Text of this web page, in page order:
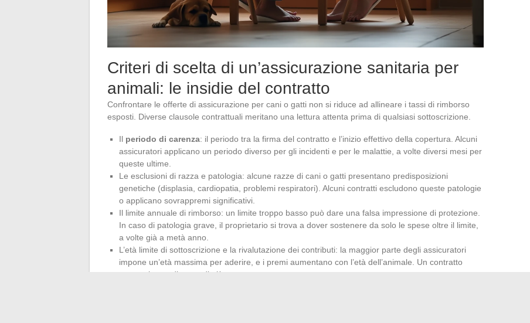
Criteri di scelta di un’assicurazione sanitaria per
animali: le insidie del contratto
Confrontare le offerte di assicurazione per cani o gatti non si riduce ad allineare i tassi di rimborso
esposti. Diverse clausole contrattuali meritano una lettura attenta prima di qualsiasi sottoscrizione.
Il periodo di carenza: il periodo tra la firma del contratto e l’inizio effettivo della copertura. Alcuni
assicuratori applicano un periodo diverso per gli incidenti e per le malattie, a volte diversi mesi per
queste ultime.
Le esclusioni di razza e patologia: alcune razze di cani o gatti presentano predisposizioni
genetiche (displasia, cardiopatia, problemi respiratori). Alcuni contratti escludono queste patologie
o applicano sovrappremi significativi.
Il limite annuale di rimborso: un limite troppo basso può dare una falsa impressione di protezione.
In caso di patologia grave, il proprietario si trova a dover sostenere da solo le spese oltre il limite,
a volte già a metà anno.
L’età limite di sottoscrizione e la rivalutazione dei contributi: la maggior parte degli assicuratori
impone un’età massima per aderire, e i premi aumentano con l’età dell’animale. Un contratto
sottoscritto tardi costa di più e copre meno.